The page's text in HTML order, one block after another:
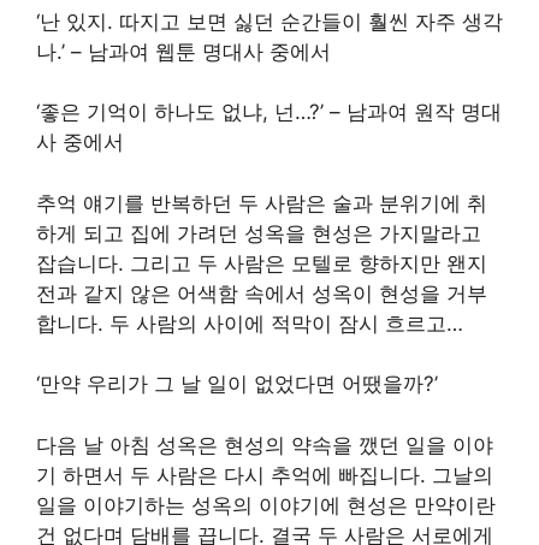
‘난 있지. 따지고 보면 싫던 순간들이 훨씬 자주 생각
나.’ – 남과여 웹툰 명대사 중에서
‘좋은 기억이 하나도 없냐, 넌…?’ – 남과여 원작 명대
사 중에서
추억 얘기를 반복하던 두 사람은 술과 분위기에 취
하게 되고 집에 가려던 성옥을 현성은 가지말라고
잡습니다. 그리고 두 사람은 모텔로 향하지만 왠지
전과 같지 않은 어색함 속에서 성옥이 현성을 거부
합니다. 두 사람의 사이에 적막이 잠시 흐르고…
‘만약 우리가 그 날 일이 없었다면 어땠을까?’
다음 날 아침 성옥은 현성의 약속을 깼던 일을 이야
기 하면서 두 사람은 다시 추억에 빠집니다. 그날의
일을 이야기하는 성옥의 이야기에 현성은 만약이란
건 없다며 담배를 끕니다. 결국 두 사람은 서로에게